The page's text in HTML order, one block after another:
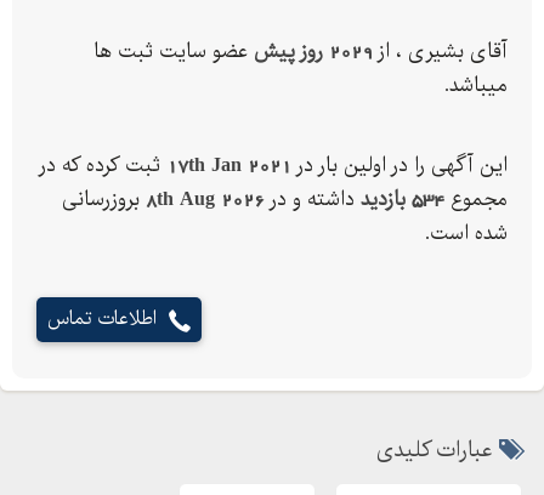
پلی استایرن (هایمپک) PS
پلی استال (هوستافرم) POM
پلی کربنات PC
آقای بشیری ، از 2029 روز پیش
عضو سایت ثبت ها
میباشد.
این آگهی را در اولین بار در 17th Jan 2021 ثبت کرده که در
مجموع 534 بازدید داشته و در 8th Aug 2026 بروزرسانی
شده است.
اطلاعات تماس
عبارات کلیدی